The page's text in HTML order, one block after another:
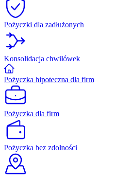
Pożyczki dla zadłużonych
Konsolidacja chwilówek
Pożyczka hipoteczna dla firm
Pożyczka dla firm
Pożyczka bez zdolności